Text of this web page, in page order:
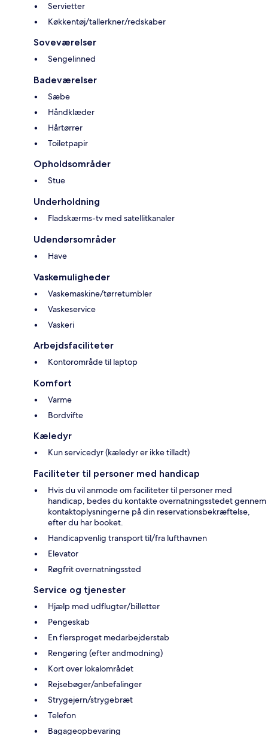
Servietter
Køkkentøj/tallerkner/redskaber
Soveværelser
Sengelinned
Badeværelser
Sæbe
Håndklæder
Hårtørrer
Toiletpapir
Opholdsområder
Stue
Underholdning
Fladskærms-tv med satellitkanaler
Udendørsområder
Have
Vaskemuligheder
Vaskemaskine/tørretumbler
Vaskeservice
Vaskeri
Arbejdsfaciliteter
Kontorområde til laptop
Komfort
Varme
Bordvifte
Kæledyr
Kun servicedyr (kæledyr er ikke tilladt)
Faciliteter til personer med handicap
Hvis du vil anmode om faciliteter til personer med
handicap, bedes du kontakte overnatningsstedet gennem
kontaktoplysningerne på din reservationsbekræftelse,
efter du har booket.
Handicapvenlig transport til/fra lufthavnen
Elevator
Røgfrit overnatningssted
Service og tjenester
Hjælp med udflugter/billetter
Pengeskab
En flersproget medarbejderstab
Rengøring (efter andmodning)
Kort over lokalområdet
Rejsebøger/anbefalinger
Strygejern/strygebræt
Telefon
Bagageopbevaring